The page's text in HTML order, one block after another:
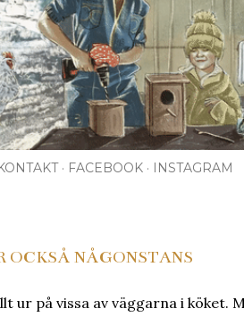
FACEBOOK INSTAGRAM
OCKSÅ NÅGONSTANS
ur på vissa av väggarna i köket.